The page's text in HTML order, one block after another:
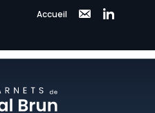
Accueil